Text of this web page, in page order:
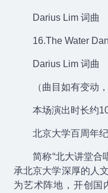
Darius Lim 词曲
16.The Water
Darius Lim 词曲
（曲目如有变动
本场演出时长约
北京大学百周年
简称“北大讲堂合
承北京大学深厚的人
为艺术阵地，开创国